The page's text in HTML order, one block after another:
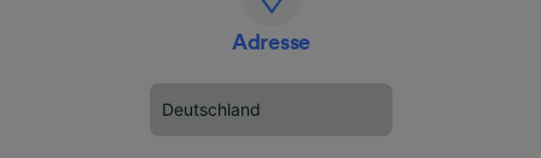
Adresse
Deutschland